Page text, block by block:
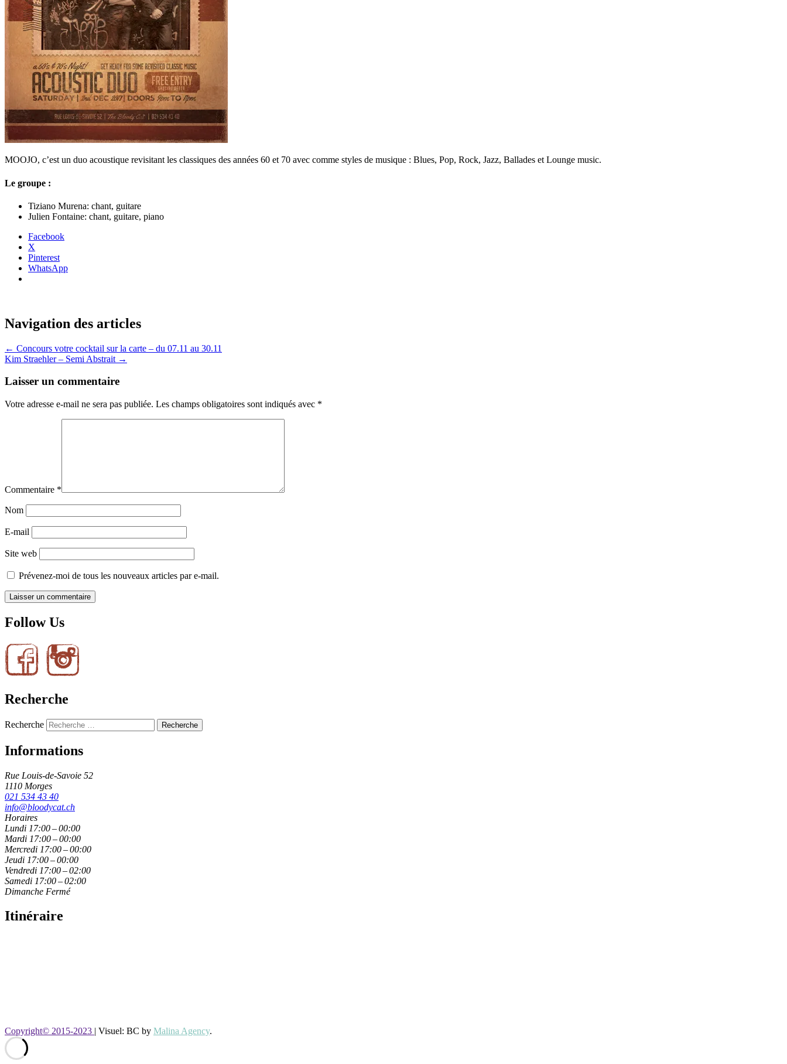
MOOJO, c’est un duo acoustique revisitant les classiques des années 60 et 70 avec comme styles de musique : Blues, Pop, Rock, Jazz, Ballades et Lounge music.
Le groupe :
Tiziano Murena: chant, guitare
Julien Fontaine: chant, guitare, piano
Facebook
X
Pinterest
WhatsApp
Navigation des articles
← Concours votre cocktail sur la carte – du 07.11 au 30.11
Kim Straehler – Semi Abstrait →
Laisser un commentaire
Votre adresse e-mail ne sera pas publiée. Les champs obligatoires sont indiqués avec *
Commentaire *
Nom
E-mail
Site web
Prévenez-moi de tous les nouveaux articles par e-mail.
Follow Us
Recherche
Recherche
Informations
Rue Louis-de-Savoie 52
1110 Morges
021 534 43 40
info@bloodycat.ch
Horaires
Lundi 17:00 – 00:00
Mardi 17:00 – 00:00
Mercredi 17:00 – 00:00
Jeudi 17:00 – 00:00
Vendredi 17:00 – 02:00
Samedi 17:00 – 02:00
Dimanche Fermé
Itinéraire
Copyright© 2015-2023 | Visuel: BC by Malina Agency.